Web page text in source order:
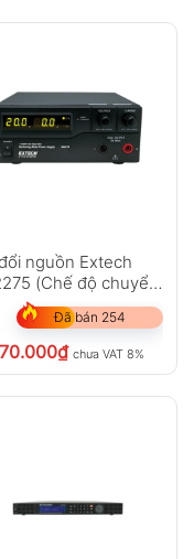
nguồn Extech
(Chế độ chuyển
nguồn DC 120V,
Đã bán 254
₫ chưa VAT 8%